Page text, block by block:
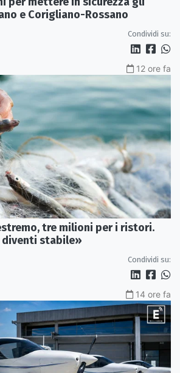
e Corigliano-Rossano
Condividi su:
12 ore fa
tre milioni per i ristori.
diventi stabile»
Condividi su:
14 ore fa